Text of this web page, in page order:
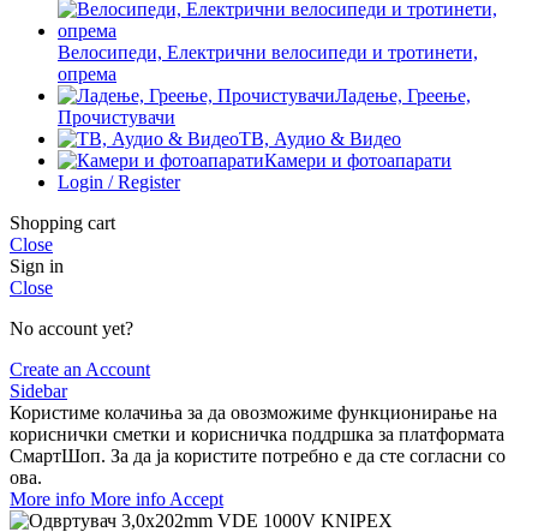
Велосипеди, Електрични велосипеди и тротинети,
опрема
Ладење, Греење,
Прочистувачи
ТВ, Аудио & Видео
Камери и фотоапарати
Login / Register
Shopping cart
Close
Sign in
Close
No account yet?
Create an Account
Sidebar
Користиме колачиња за да овозможиме функционирање на
кориснички сметки и корисничка поддршка за платформата
СмартШоп. За да ја користите потребно е да сте согласни со
ова.
More info More info Accept